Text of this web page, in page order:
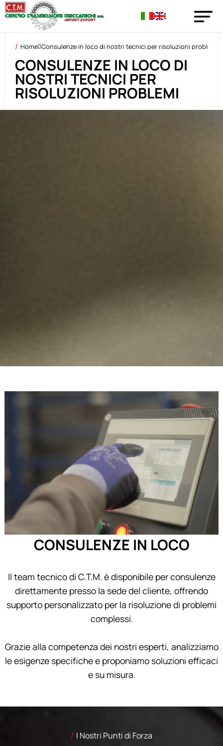
Home Consulenze in loco di nostri tecnici per risoluzioni problemi
CONSULENZE IN LOCO DI
NOSTRI TECNICI PER
RISOLUZIONI PROBLEMI
CONSULENZE IN LOCO
Il team tecnico di C.T.M. è disponibile per consulenze
direttamente presso la sede del cliente, offrendo
supporto personalizzato per la risoluzione di problemi
complessi.
Grazie alla competenza dei nostri esperti, analizziamo
le esigenze specifiche e proponiamo soluzioni efficaci
e su misura.
I Nostri Punti di Forza